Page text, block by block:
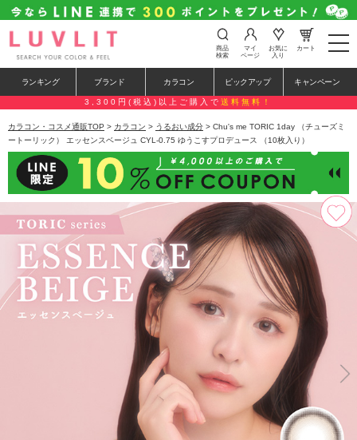
t
o
e
n
a
a
i
o
n
商品
検索
マイ
ページ
お気に
入り
カート
ランキング ブランド カラコン ピックアップ キャンペーン
3,300円(税込)以上ご購入で 送料無料！
カラコン・コスメ通販TOP > カラコン > うるおい成分 > Chu's me TORIC 1day （チューズミ
ートーリック） エッセンスベージュ CYL-0.75 ゆうこすプロデュース （10枚入り）